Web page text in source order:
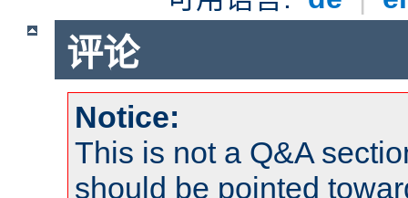
评论
Notice:
This is not a Q&A
should be pointed